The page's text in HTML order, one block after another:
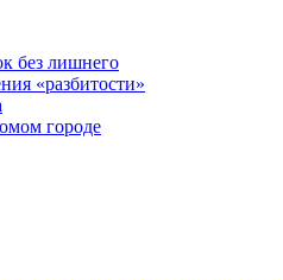
без лишнего
«разбитости»
городе